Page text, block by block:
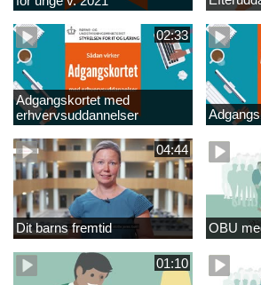
02:33
Adgangskortet med
erhvervsuddannelser
04:44
Dit barns fremtid OBU
01:10